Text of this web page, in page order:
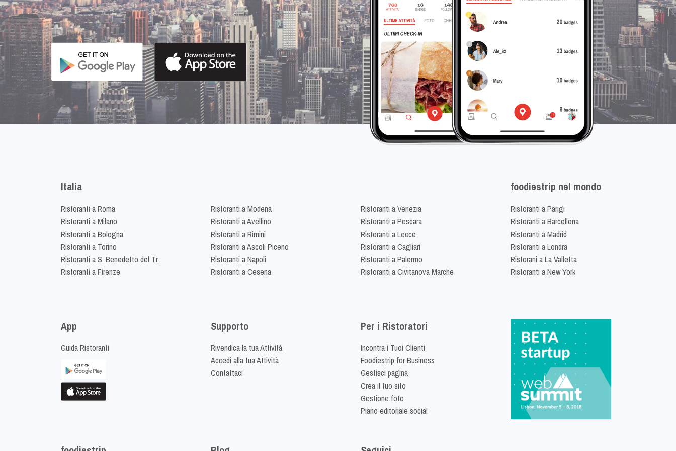
Italia
Ristoranti a Roma
Ristoranti a Milano
Ristoranti a Bologna
Ristoranti a Torino
Ristoranti a S. Benedetto del Tr.
Ristoranti a Firenze
Ristoranti a Modena
Ristoranti a Avellino
Ristoranti a Rimini
Ristoranti a Ascoli Piceno
Ristoranti a Napoli
Ristoranti a Cesena
Ristoranti a Venezia
Ristoranti a Pescara
Ristoranti a Lecce
Ristoranti a Cagliari
Ristoranti a Palermo
Ristoranti a Civitanova Marche
foodiestrip nel mondo
Ristoranti a Parigi
Ristoranti a Barcellona
Ristoranti a Madrid
Ristoranti a Londra
Ristorani a La Valletta
Ristoranti a New York
App
Guida Ristoranti
Supporto
Rivendica la tua Attività
Accedi alla tua Attività
Contattaci
Per i Ristoratori
Incontra i Tuoi Clienti
Foodiestrip for Business
Gestisci pagina
Crea il tuo sito
Gestione foto
Piano editoriale social